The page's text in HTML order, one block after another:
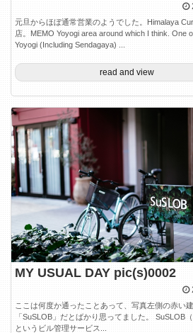
元旦からほぼ通常営業のようでした。Himalaya
店。MEMO Yoyogi area around which I think. One
Yoyogi (Including Sendagaya) ...
read and view
MY USUAL DAY pic(s)0002
ここは何度か通ったことあって、写真左側の赤い
「SuSLOB」だとばかり思ってました。 SuSLOB（
というビル管理サービス...